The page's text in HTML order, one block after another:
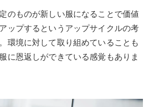
のものが新しい服になることで価値
ップするというアップサイクルの考
環境に対して取り組めていることも
に恩返しができている感覚もありま